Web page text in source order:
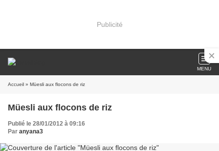
Publicité
MENU
Accueil » Müesli aux flocons de riz
Müesli aux flocons de riz
Publié le 28/01/2012 à 09:16
Par anyana3